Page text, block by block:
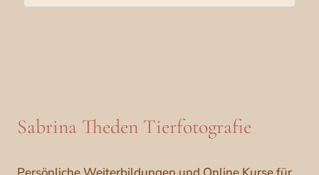
Sabrina Theden Tierfotografie